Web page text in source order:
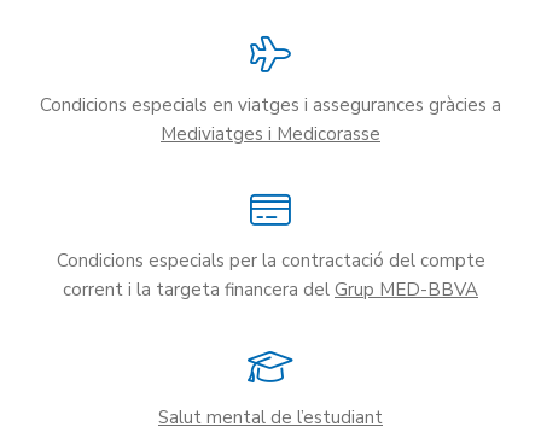
Condicions especials en viatges i assegurances gràcies a
Mediviatges i Medicorasse
Condicions especials per la contractació del compte
corrent i la targeta financera del Grup MED-BBVA
Salut mental de l’estudiant